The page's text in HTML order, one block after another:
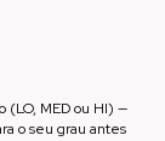
MED ou HI) —
o seu grau antes